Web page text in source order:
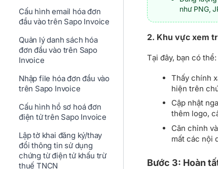
Cấu hình email hóa đơn
đầu vào trên Sapo Invoice
Quản lý danh sách hóa
đơn đầu vào trên Sapo
Invoice
Nhập file hóa đơn đầu vào
trên Sapo Invoice
Cấu hình hồ sơ hoá đơn
điện tử trên Sapo Invoice
Lập tờ khai đăng ký/thay
đổi thông tin sử dụng
chứng từ điện tử khấu trừ
thuế TNCN
như PNG,
2. Khu vực xem
Tại đây, bạn có thể:
Thấy chính
hiện trên
Cập nhật
thêm logo,
Căn chỉnh
mất các nội
Bước 3: Hoàn